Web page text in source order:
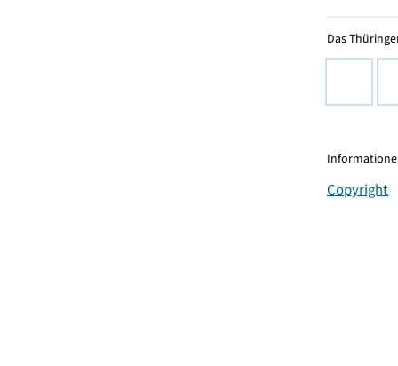
Das
Copyright